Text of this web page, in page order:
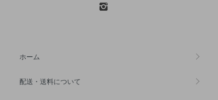
ホーム
配送・送料について